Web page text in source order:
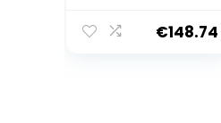
€148.74